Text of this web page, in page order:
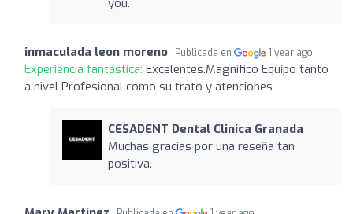
inmaculada leon moreno Publicada en 1 year ago
Experiencia fantástica: Excelentes.Magnifico Equipo tanto
a nivel Profesional como su trato y atenciones
CESADENT Dental Clinica Granada
Muchas gracias por una reseña tan
positiva.